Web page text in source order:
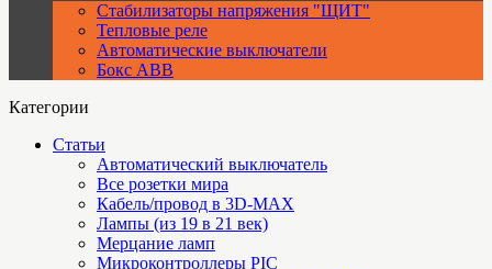
Стабилизаторы напряжения "ЩИТ"
Тепловые реле
Автоматические выключатели
Бокс ABB
Категории
Статьи
Автоматический выключатель
Все розетки мира
Кабель/провод в 3D-MAX
Лампы (из 19 в 21 век)
Мерцание ламп
Микроконтроллеры PIC